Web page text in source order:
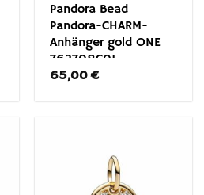
Pandora Bead
Pandora-CHARM-
Anhänger gold ONE
762708C01
65,00€